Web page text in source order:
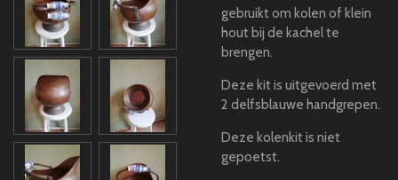
gebruikt om kolen of klein
hout bij de kachel te
brengen.
Deze kit is uitgevoerd met
2 delfsblauwe handgrepen.
Deze kolenkit is niet
gepoetst.